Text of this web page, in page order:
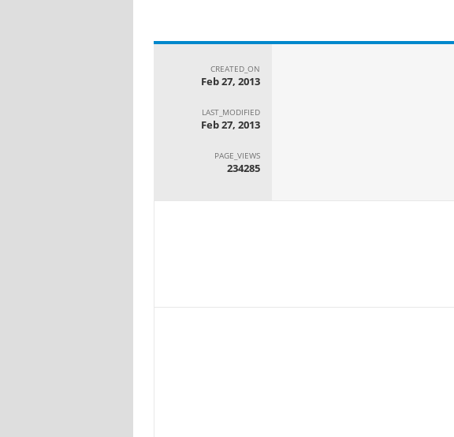
CREATED_ON
Feb 27, 2013
LAST_MODIFIED
Feb 27, 2013
PAGE_VIEWS
234285